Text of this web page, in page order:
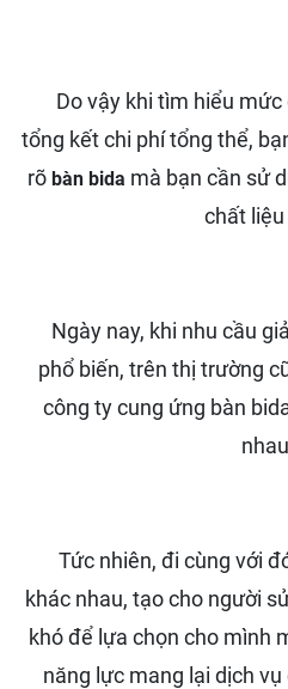
Do vậy khi tìm hiểu mức
tổng kết chi phí tổng thể,
rõ bàn bida mà bạn cần sử
chất liệu
Ngày nay, khi nhu cầu
phổ biến, trên thị trường
công ty cung ứng bàn
Tức nhiên, đi cùng với
khác nhau, tạo cho người
khó để lựa chọn cho mình
năng lực mang lại dịch